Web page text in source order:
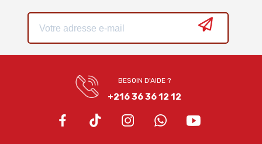
BESOIN D'AIDE ?
+216 36 36 12 12